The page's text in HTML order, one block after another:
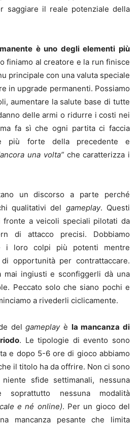
saggiare il reale potenziale della
è uno degli elementi più
finiamo al creatore e la run finisce
principale con una valuta speciale
in upgrade permanenti. Possiamo
aumentare la salute base di tutte
delle armi o ridurre i costi nei
fa sì che ogni partita ci faccia
più forte della precedente e
una volta”che caratterizza i
un discorso a parte perché
qualitativi del gameplay. Questi
a veicoli speciali pilotati da
di attacco precisi. Dobbiamo
i loro colpi più potenti mentre
opportunità per contrattaccare.
mai ingiusti e sconfiggerli dà una
Peccato solo che siano pochi e
a rivederli ciclicamente.
delgameplayè la mancanza di
. Le tipologie di evento sono
e dopo 5-6 ore di gioco abbiamo
il titolo ha da offrire. Non ci sono
niente sfide settimanali, nessuna
nessuna modalità
e né online). Per un gioco del
mancanza pesante che limita